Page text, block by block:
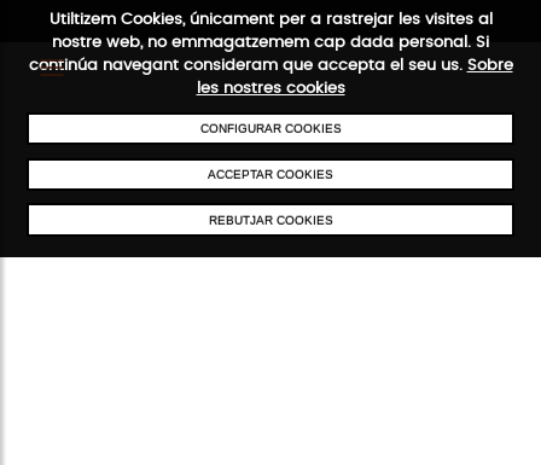
Utiltizem Cookies, únicament per a rastrejar les visites al
nostre web, no emmagatzemem cap dada personal. Si
continúa navegant consideram que accepta el seu us. Sobre
les nostres cookies
CONFIGURAR COOKIES
ACCEPTAR COOKIES
REBUTJAR COOKIES
ENVIAMENTS GRATUÏTS A PARTIR DE 50 €